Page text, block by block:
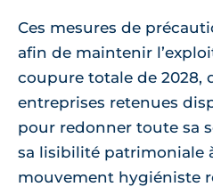
Ces mesures de
afin de maintenir
coupure totale de 2028,
entreprises retenues
pour redonner toute sa
sa lisibilité patrimoniale
mouvement hygiéniste